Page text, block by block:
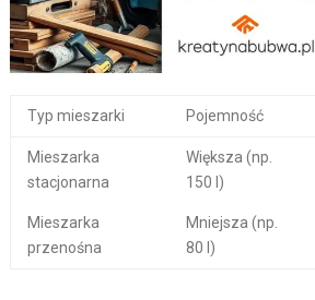
Typ mieszarki Pojemność
Mieszarka
stacjonarna
Większa (np.
150 l)
Mieszarka
przenośna
Mniejsza (np.
80 l)